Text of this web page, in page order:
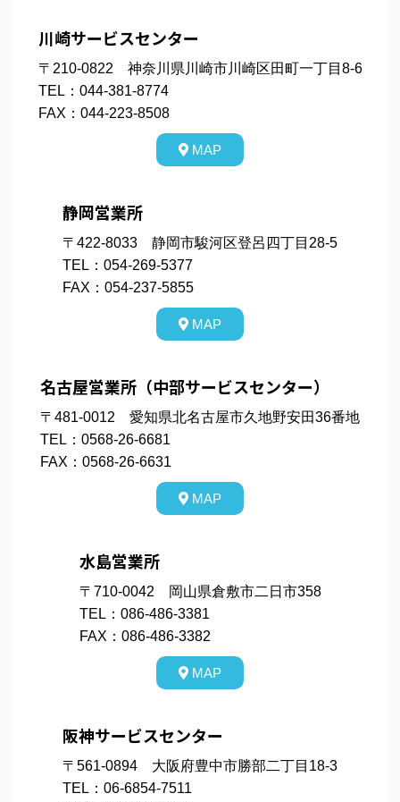
川崎サービスセンター
〒210-0822 神奈川県川崎市川崎区田町一丁目8-6
TEL：044-381-8774
FAX：044-223-8508
MAP
静岡営業所
〒422-8033 静岡市駿河区登呂四丁目28-5
TEL：054-269-5377
FAX：054-237-5855
MAP
名古屋営業所（中部サービスセンター）
〒481-0012 愛知県北名古屋市久地野安田36番地
TEL：0568-26-6681
FAX：0568-26-6631
MAP
水島営業所
〒710-0042 岡山県倉敷市二日市358
TEL：086-486-3381
FAX：086-486-3382
MAP
阪神サービスセンター
〒561-0894 大阪府豊中市勝部二丁目18-3
TEL：06-6854-7511